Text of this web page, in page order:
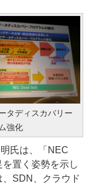
タディスカバリー
強化
氏は、「NEC
置く姿勢を示し
SDN、クラウド